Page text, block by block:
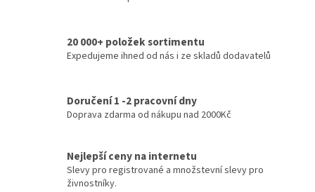
á
d
í
p
r
k
y
v
20 000+ položek sortimentu
Expedujeme ihned od nás i ze skladů dodavatelů
Doručení 1 -2 pracovní dny
Doprava zdarma od nákupu nad 2000Kč
Nejlepší ceny na internetu
Slevy pro registrované a množstevní slevy pro
živnostníky.